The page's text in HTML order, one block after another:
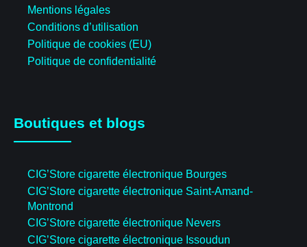
Mentions légales
Conditions d’utilisation
Politique de cookies (EU)
Politique de confidentialité
Boutiques et blogs
CIG’Store cigarette électronique Bourges
CIG’Store cigarette électronique Saint-Amand-
Montrond
CIG’Store cigarette électronique Nevers
CIG’Store cigarette électronique Issoudun